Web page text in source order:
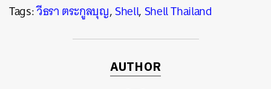
Tags:วีธรา ตระกูลบุญ,Shell,Shell Thailand
AUTHOR